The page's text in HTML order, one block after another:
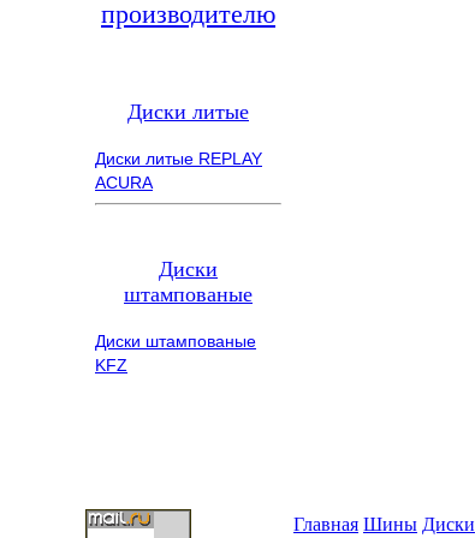
производителю
Диски литые
Диски литые REPLAY
ACURA
Диски
штампованые
Диски штампованые
KFZ
Главная Шины Диски